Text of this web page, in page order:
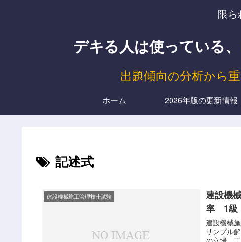
限ら
デキる人は使っている
出題傾向の分析から
ホーム 2026年版の更新情報
記述式
建設機械施工管理技士試験
建設機
率 1級
建設機械
サンプル
の立場、